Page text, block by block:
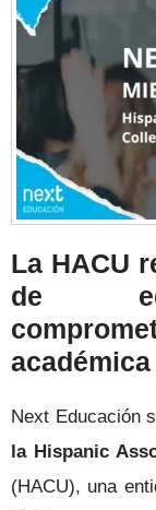
La HACU
de
académica
Next Educación
la Hispanic
(HACU), una